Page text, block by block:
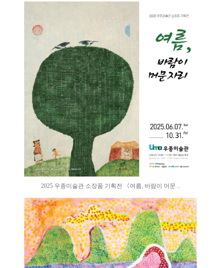
2025 우종미술관 소장품 기획전 《여름, 바람이 머문 ..